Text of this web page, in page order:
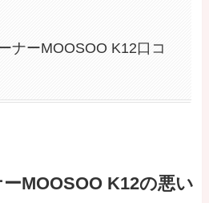
ナーMOOSOO K12口コ
MOOSOO K12の悪い